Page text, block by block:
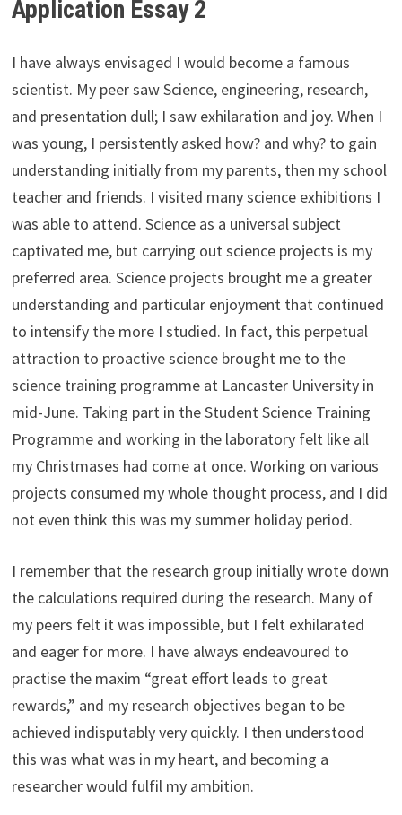
Application Essay 2
I have always envisaged I would become a famous
scientist. My peer saw Science, engineering, research,
and presentation dull; I saw exhilaration and joy. When I
was young, I persistently asked how? and why? to gain
understanding initially from my parents, then my school
teacher and friends. I visited many science exhibitions I
was able to attend. Science as a universal subject
captivated me, but carrying out science projects is my
preferred area. Science projects brought me a greater
understanding and particular enjoyment that continued
to intensify the more I studied. In fact, this perpetual
attraction to proactive science brought me to the
science training programme at Lancaster University in
mid-June. Taking part in the Student Science Training
Programme and working in the laboratory felt like all
my Christmases had come at once. Working on various
projects consumed my whole thought process, and I did
not even think this was my summer holiday period.
I remember that the research group initially wrote down
the calculations required during the research. Many of
my peers felt it was impossible, but I felt exhilarated
and eager for more. I have always endeavoured to
practise the maxim “great effort leads to great
rewards,” and my research objectives began to be
achieved indisputably very quickly. I then understood
this was what was in my heart, and becoming a
researcher would fulfil my ambition.